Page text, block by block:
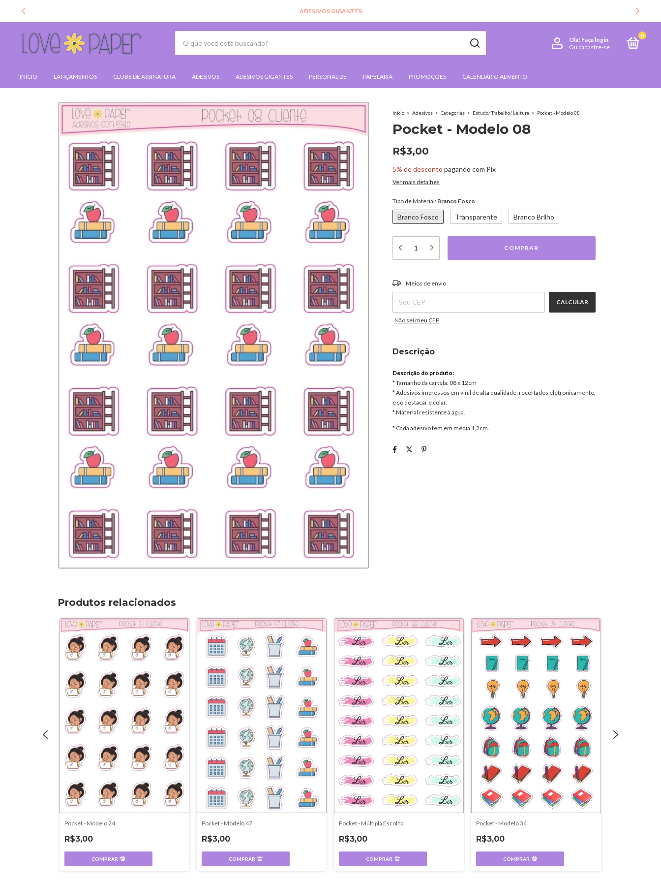
ADESIVOS GIGANTES
Olá! Faça login
Ou cadastre-se
0
INÍCIO LANÇAMENTOS CLUBE DE ASSINATURA ADESIVOS ADESIVOS GIGANTES PERSONALIZE PAPELARIA PROMOÇÕES CALENDÁRIO ADVENTO
Início > Adesivos > Categorias > Estudo/ Trabalho/ Leitura > Pocket - Modelo 08
Pocket - Modelo 08
R$3,00
5% de desconto pagando com Pix
Ver mais detalhes
Tipo de Material: Branco Fosco
Branco Fosco Transparente Branco Brilho
Entregas para o CEP:
Meios de envio
CALCULAR
Não sei meu CEP
Descrição
Descrição do produto:
* Tamanho da cartela: 08 x 12cm
* Adesivos impressos em vinil de alta qualidade, recortados eletronicamente,
é só destacar e colar.
* Material resistente à água.
* Cada adesivo tem em média 1,2cm.
Produtos relacionados
Pocket - Modelo 24
R$3,00
COMPRAR
Pocket - Modelo 47
R$3,00
COMPRAR
Pocket - Múltipla Escolha
R$3,00
COMPRAR
Pocket - Modelo 34
R$3,00
COMPRAR